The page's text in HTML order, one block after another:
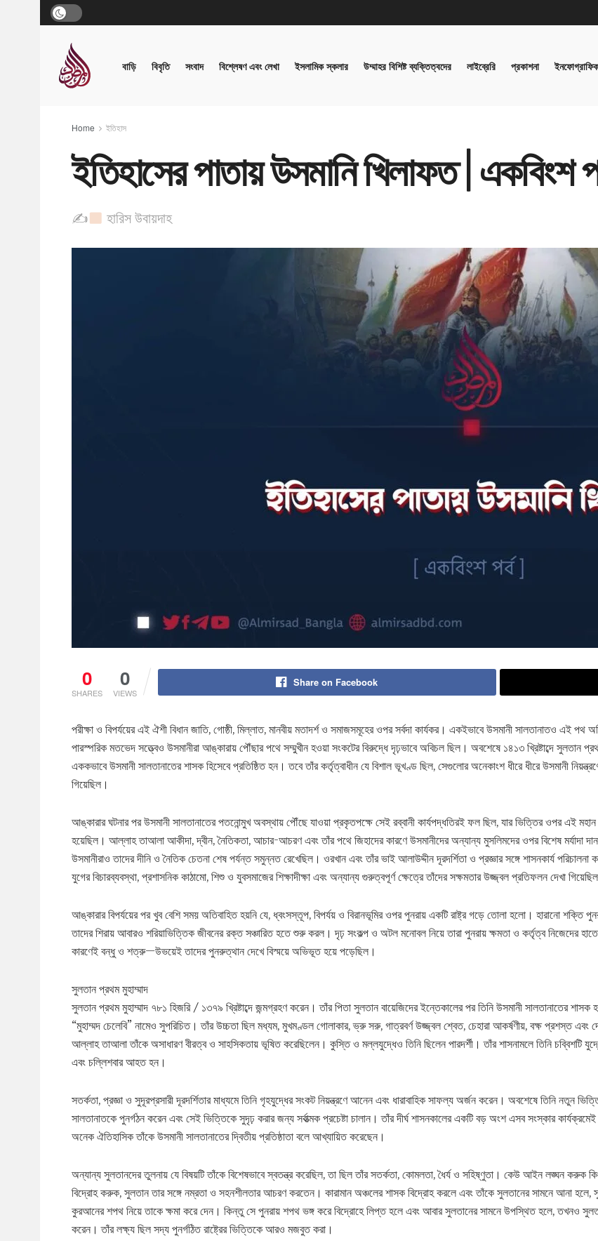
বাড়ি বিবৃতি সংবাদ বিশ্লেষণ এবং লেখা ইসলামিক স্কলার উম্মাহর বিশিষ্ট ব্যক্তিত্বদের লাইব্রেরি প্রকাশনা ইনফোগ্রাফিক
Home ইতিহাস
ইতিহাসের পাতায় উসমানি খিলাফত | একবিংশ
✍ হারিস উবায়দাহ
0
SHARES
0
VIEWS
Share on Facebook
পরীক্ষা ও বিপর্যয়ের এই ঐশী বিধান জাতি, গোষ্ঠী, মিল্লাত, মানবীয় মতাদর্শ ও সমাজসমূহের ওপর সর্বদা কার্যকর। একইভাবে উসমানী সালতানাতও এই পথ
পারস্পরিক মতভেদ সত্ত্বেও উসমানীরা আঙ্কারায় পৌঁছার পথে সম্মুখীন হওয়া সংকটের বিরুদ্ধে দৃঢ়ভাবে অবিচল ছিল। অবশেষে ১৪১৩ খ্রিষ্টাব্দে সুলতান
এককভাবে উসমানী সালতানাতের শাসক হিসেবে প্রতিষ্ঠিত হন। তবে তাঁর কর্তৃত্বাধীন যে বিশাল ভূখণ্ড ছিল, সেগুলোর অনেকাংশ ধীরে ধীরে উসমানী
গিয়েছিল।
আঙ্কারার ঘটনার পর উসমানী সালতানাতের পতনোন্মুখ অবস্থায় পৌঁছে যাওয়া প্রকৃতপক্ষে সেই রব্বানী কার্যপদ্ধতিরই ফল ছিল, যার ভিত্তির ওপর এই মহান
হয়েছিল। আল্লাহ তাআলা আকীদা, দ্বীন, নৈতিকতা, আচার-আচরণ এবং তাঁর পথে জিহাদের কারণে উসমানীদের অন্যান্য মুসলিমদের ওপর বিশেষ মর্যাদা
উসমানীরাও তাদের দীনি ও নৈতিক চেতনা শেষ পর্যন্ত সমুন্নত রেখেছিল। ওরখান এবং তাঁর ভাই আলাউদ্দীন দূরদর্শিতা ও প্রজ্ঞার সঙ্গে শাসনকার্য পরিচালনা
যুগের বিচারব্যবস্থা, প্রশাসনিক কাঠামো, শিশু ও যুবসমাজের শিক্ষাদীক্ষা এবং অন্যান্য গুরুত্বপূর্ণ ক্ষেত্রে তাঁদের সক্ষমতার উজ্জ্বল প্রতিফলন দেখা
আঙ্কারার বিপর্যয়ের পর খুব বেশি সময় অতিবাহিত হয়নি যে, ধ্বংসস্তূপ, বিপর্যয় ও বিরানভূমির ওপর পুনরায় একটি রাষ্ট্র গড়ে তোলা হলো। হারানো শক্তি
তাদের শিরায় আবারও শরিয়াভিত্তিক জীবনের রক্ত সঞ্চারিত হতে শুরু করল। দৃঢ় সংকল্প ও অটল মনোবল নিয়ে তারা পুনরায় ক্ষমতা ও কর্তৃত্ব নিজেদের
কারণেই বন্ধু ও শত্রু—উভয়েই তাদের পুনরুত্থান দেখে বিস্ময়ে অভিভূত হয়ে পড়েছিল।
সুলতান প্রথম মুহাম্মাদ
সুলতান প্রথম মুহাম্মাদ ৭৮১ হিজরি / ১৩৭৯ খ্রিষ্টাব্দে জন্মগ্রহণ করেন। তাঁর পিতা সুলতান বায়েজিদের ইন্তেকালের পর তিনি উসমানী সালতানাতের শাসক
“মুহাম্মদ চেলেবি” নামেও সুপরিচিত। তাঁর উচ্চতা ছিল মধ্যম, মুখমণ্ডল গোলাকার, ভ্রু সরু, গাত্রবর্ণ উজ্জ্বল শ্বেত, চেহারা আকর্ষণীয়, বক্ষ প্রশস্ত এবং
আল্লাহ তাআলা তাঁকে অসাধারণ বীরত্ব ও সাহসিকতায় ভূষিত করেছিলেন। কুস্তি ও মল্লযুদ্ধেও তিনি ছিলেন পারদর্শী। তাঁর শাসনামলে তিনি চব্বিশটি
এবং চল্লিশবার আহত হন।
সতর্কতা, প্রজ্ঞা ও সুদূরপ্রসারী দূরদর্শিতার মাধ্যমে তিনি গৃহযুদ্ধের সংকট নিয়ন্ত্রণে আনেন এবং ধারাবাহিক সাফল্য অর্জন করেন। অবশেষে তিনি নতুন
সালতানাতকে পুনর্গঠন করেন এবং সেই ভিত্তিকে সুদৃঢ় করার জন্য সর্বাত্মক প্রচেষ্টা চালান। তাঁর দীর্ঘ শাসনকালের একটি বড় অংশ এসব সংস্কার
অনেক ঐতিহাসিক তাঁকে উসমানী সালতানাতের দ্বিতীয় প্রতিষ্ঠাতা বলে আখ্যায়িত করেছেন।
অন্যান্য সুলতানদের তুলনায় যে বিষয়টি তাঁকে বিশেষভাবে স্বতন্ত্র করেছিল, তা ছিল তাঁর সতর্কতা, কোমলতা, ধৈর্য ও সহিষ্ণুতা। কেউ আইন লঙ্ঘন করুক
বিদ্রোহ করুক, সুলতান তার সঙ্গে নম্রতা ও সহনশীলতার আচরণ করতেন। কারামান অঞ্চলের শাসক বিদ্রোহ করলে এবং তাঁকে সুলতানের সামনে আনা হলে,
কুরআনের শপথ নিয়ে তাকে ক্ষমা করে দেন। কিন্তু সে পুনরায় শপথ ভঙ্গ করে বিদ্রোহে লিপ্ত হলে এবং আবার সুলতানের সামনে উপস্থিত হলে, তখনও
করেন। তাঁর লক্ষ্য ছিল সদ্য পুনর্গঠিত রাষ্ট্রের ভিত্তিকে আরও মজবুত করা।